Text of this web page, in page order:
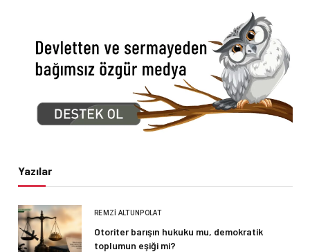
Yazılar
REMZI ALTUNPOLAT
Otoriter barışın hukuku mu, demokratik
toplumun eşiği mi?